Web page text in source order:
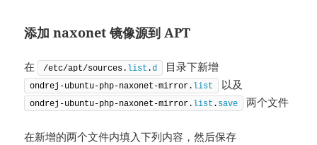
添加 naxonet 镜像源到 APT
在 /etc/apt/sources. list .d 目录下新增
ondrej-ubuntu-php-naxonet-mirror. list 以及
ondrej-ubuntu-php-naxonet-mirror. list . save 两个文件
在新增的两个文件内填入下列内容，然后保存